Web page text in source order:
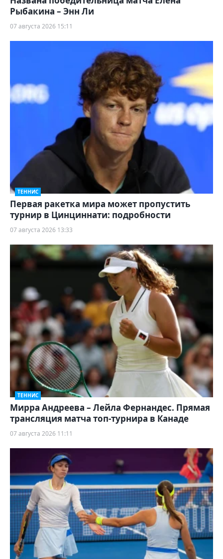
Рыбакина – Энн Ли
07 августа 2026 15:11
ТЕННИС
Первая ракетка мира может пропустить
турнир в Цинциннати: подробности
07 августа 2026 13:33
ТЕННИС
Мирра Андреева – Лейла Фернандес. Прямая
трансляция матча топ-турнира в Канаде
07 августа 2026 11:11